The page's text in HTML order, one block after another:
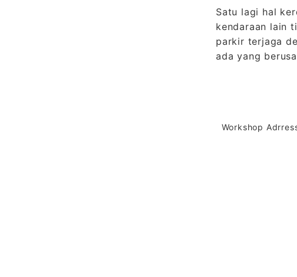
Satu lagi hal
kendaraan lain
parkir terjaga
ada yang
Workshop